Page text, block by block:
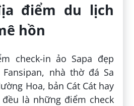
điểm du lịch
hồn
check-in ảo Sapa đẹp
nhà thờ đá Sa
Hoa, bản Cát Cát hay
là những điểm check